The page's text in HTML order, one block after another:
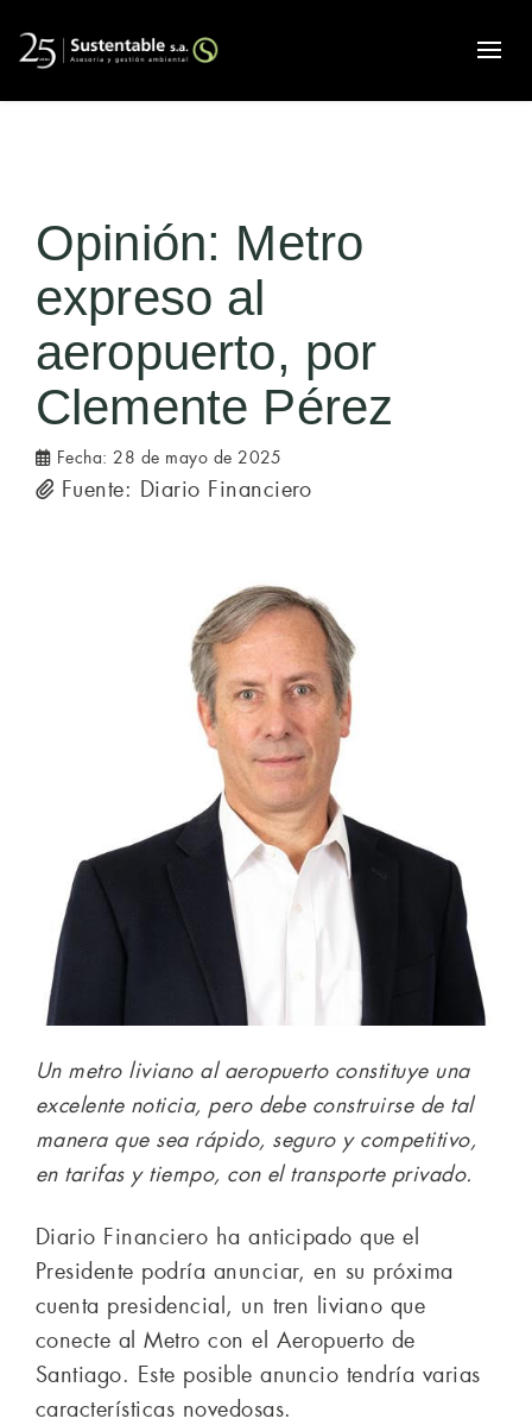
Opinión: Metro
expreso al
aeropuerto, por
Clemente Pérez
Fecha: 28 de mayo de 2025
Fuente: Diario Financiero
Un metro liviano al aeropuerto constituye una
excelente noticia, pero debe construirse de tal
manera que sea rápido, seguro y competitivo,
en tarifas y tiempo, con el transporte privado.
Diario Financiero ha anticipado que el
Presidente podría anunciar, en su próxima
cuenta presidencial, un tren liviano que
conecte al Metro con el Aeropuerto de
Santiago. Este posible anuncio tendría varias
características novedosas.